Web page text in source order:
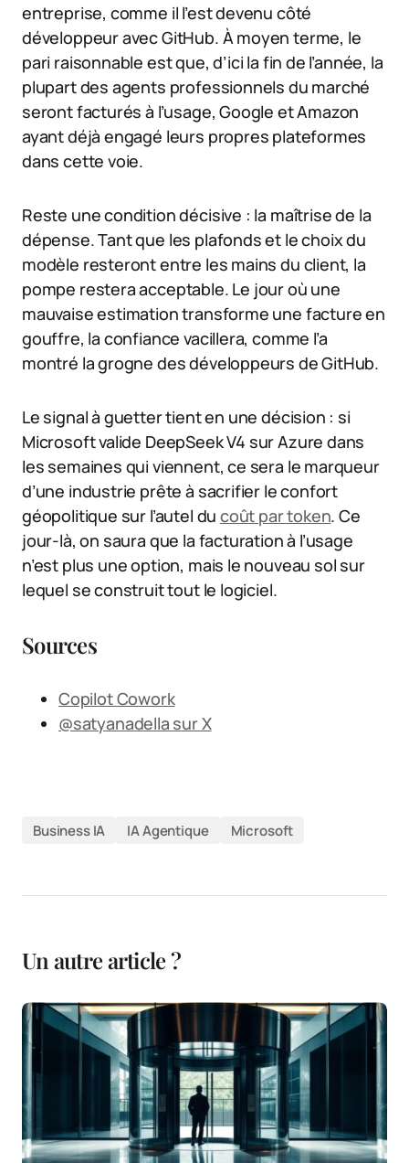
entreprise, comme il l’est devenu côté
développeur avec GitHub. À moyen terme, le
pari raisonnable est que, d’ici la fin de l’année, la
plupart des agents professionnels du marché
seront facturés à l’usage, Google et Amazon
ayant déjà engagé leurs propres plateformes
dans cette voie.
Reste une condition décisive : la maîtrise de la
dépense. Tant que les plafonds et le choix du
modèle resteront entre les mains du client, la
pompe restera acceptable. Le jour où une
mauvaise estimation transforme une facture en
gouffre, la confiance vacillera, comme l’a
montré la grogne des développeurs de GitHub.
Le signal à guetter tient en une décision : si
Microsoft valide DeepSeek V4 sur Azure dans
les semaines qui viennent, ce sera le marqueur
d’une industrie prête à sacrifier le confort
géopolitique sur l’autel du coût par token. Ce
jour-là, on saura que la facturation à l’usage
n’est plus une option, mais le nouveau sol sur
lequel se construit tout le logiciel.
Sources
Copilot Cowork
@satyanadella sur X
Business IA IA Agentique Microsoft
Un autre article ?